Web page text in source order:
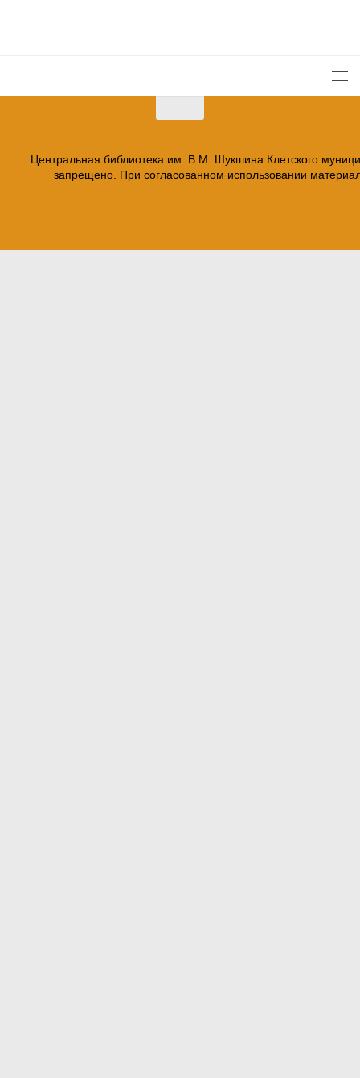
Центральная библиотека им. В.М. Шукшина Клетского
запрещено. При согласованном использовании